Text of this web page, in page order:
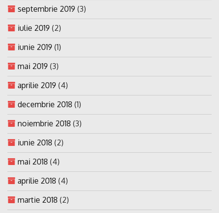
septembrie 2019 (3)
iulie 2019 (2)
iunie 2019 (1)
mai 2019 (3)
aprilie 2019 (4)
decembrie 2018 (1)
noiembrie 2018 (3)
iunie 2018 (2)
mai 2018 (4)
aprilie 2018 (4)
martie 2018 (2)